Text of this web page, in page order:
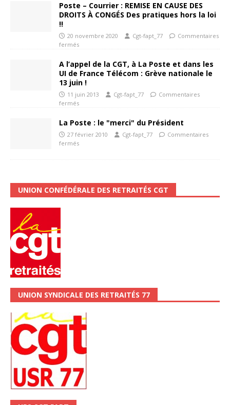
Poste – Courrier : REMISE EN CAUSE DES
DROITS À CONGÉS Des pratiques hors la loi
!!
20 novembre 2020 Cgt-fapt_77
Commentaires
fermés
A l’appel de la CGT, à La Poste et dans les
UI de France Télécom : Grève nationale le
13 juin !
11 juin 2013 Cgt-fapt_77
Commentaires
fermés
La Poste : le "merci" du Président
27 février 2010 Cgt-fapt_77
Commentaires
fermés
UNION CONFÉDÉRALE DES RETRAITÉS CGT
UNION SYNDICALE DES RETRAITÉS 77